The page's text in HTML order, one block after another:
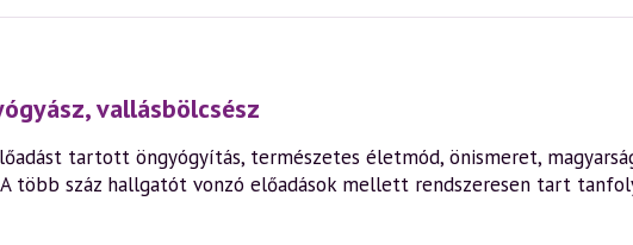
vallásbölcsész
tartott öngyógyítás, természetes életmód, önismeret,
több száz hallgatót vonzó előadások mellett rendszeresen tart